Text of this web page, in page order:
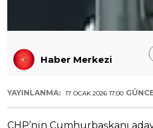
Haber Merkezi
YAYINLANMA: 17 OCAK 2026 17:00
CHP’nin Cumhurbaşkanı